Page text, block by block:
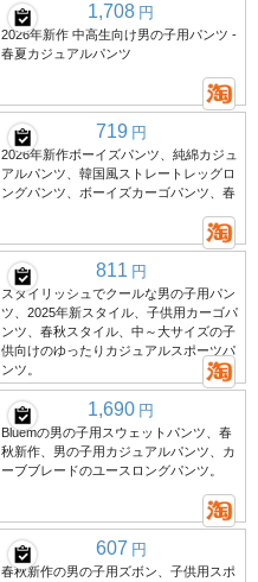
1,708 円
2026年新作 中高生向け男の子用パンツ -
春夏カジュアルパンツ
719 円
2026年新作ボーイズパンツ、純綿カジュ
アルパンツ、韓国風ストレートレッグロ
ングパンツ、ボーイズカーゴパンツ、春
811 円
スタイリッシュでクールな男の子用パン
ツ、2025年新スタイル、子供用カーゴパ
ンツ、春秋スタイル、中～大サイズの子
供向けのゆったりカジュアルスポーツパ
ンツ。
1,690 円
Bluemの男の子用スウェットパンツ、春
秋新作、男の子用カジュアルパンツ、カ
ーブブレードのユースロングパンツ。
607 円
春秋新作の男の子用ズボン、子供用スポ